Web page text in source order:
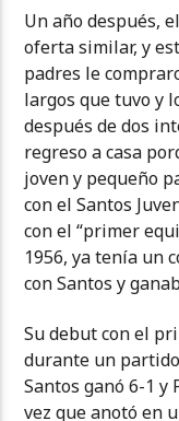
Un año después,
oferta similar, y
padres le
largos que tuvo y
después de dos
regreso a casa
joven y pequeño
con el Santos
con el “primer
1956, ya tenía
con Santos y
Su debut con el
durante un partido
Santos ganó 6-1 y
vez que anotó en